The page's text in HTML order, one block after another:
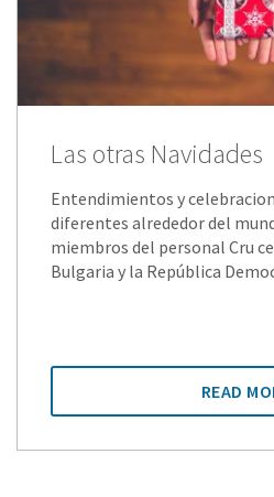
Las otras Navidades
Entendimientos y
diferentes alrededor del
miembros del personal Cru
Bulgaria y la República
READ